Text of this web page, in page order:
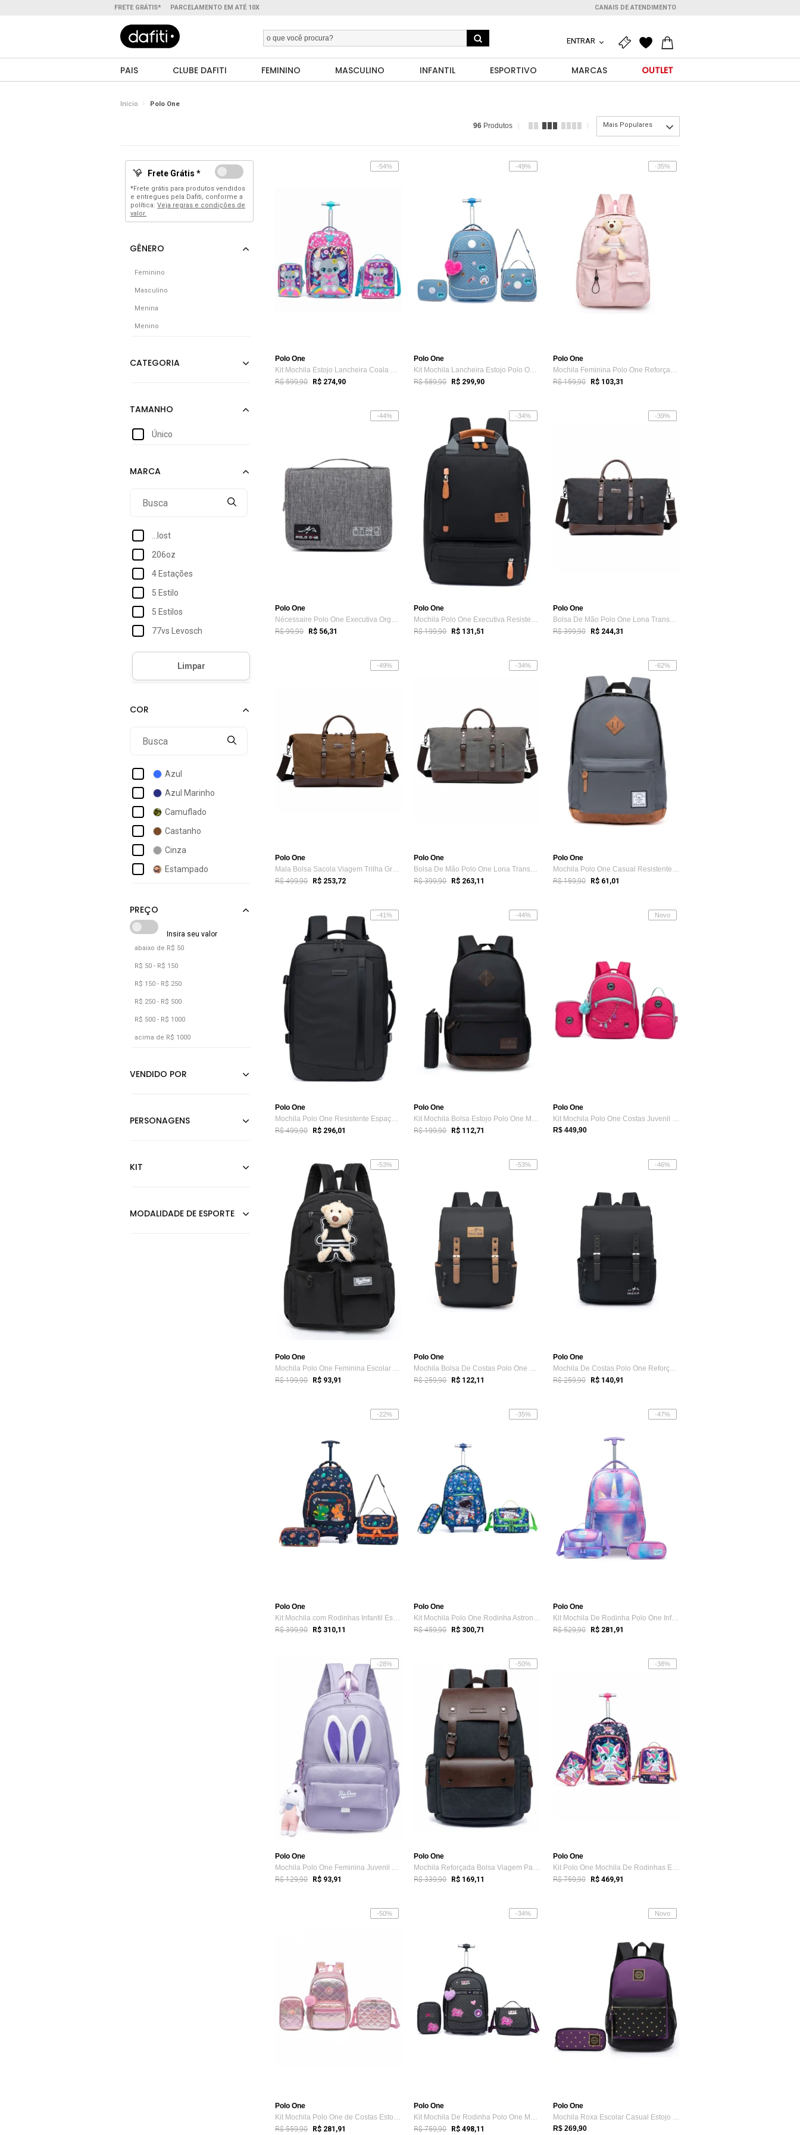
FRETE GRÁTIS* PARCELAMENTO EM ATÉ 10X CANAIS DE ATENDIMENTO
ENTRAR
PAIS CLUBE DAFITI FEMININO MASCULINO INFANTIL ESPORTIVO MARCAS OUTLET
Início Polo One
96 Produtos Mais Populares
Frete Grátis *
*Frete grátis para produtos vendidos
e entregues pela Dafiti, conforme a
política: Veja regras e condições de
valor.
Feminino
Masculino
Menina
Menino
Único
...lost
206oz
4 Estações
5 Estilo
5 Estilos
77vs Levosch
Accona
Acostamento
Activitta
Azul
Azul Marinho
Camuflado
Castanho
Cinza
Estampado
Preto
Rosa
Roxo
Verde
Verde Oliva
abaixo de R$ 50
R$ 50 - R$ 150
R$ 150 - R$ 250
R$ 250 - R$ 500
R$ 500 - R$ 1000
acima de R$ 1000
-54%
Polo One
Kit Mochila Estojo Lancheira Coala Menin...
R$ 599,90 R$ 274,90
-49%
Polo One
Kit Mochila Lancheira Estojo Polo One Ju...
R$ 589,90 R$ 299,90
-35%
Polo One
Mochila Feminina Polo One Reforçada Bols...
R$ 159,90 R$ 103,31
-44%
Polo One
Nécessaire Polo One Executiva Organizado...
R$ 99,90 R$ 56,31
-34%
Polo One
Mochila Polo One Executiva Resistente No...
R$ 199,90 R$ 131,51
-39%
Polo One
Bolsa De Mão Polo One Lona Transversal R...
R$ 399,90 R$ 244,31
-49%
Polo One
Mala Bolsa Sacola Viagem Trilha Grande C...
R$ 499,90 R$ 253,72
-34%
Polo One
Bolsa De Mão Polo One Lona Transversal R...
R$ 399,90 R$ 263,11
-62%
Polo One
Mochila Polo One Casual Resistente Facul...
R$ 159,90 R$ 61,01
-41%
Polo One
Mochila Polo One Resistente Espaçosa Not...
R$ 499,90 R$ 296,01
-44%
Polo One
Kit Mochila Bolsa Estojo Polo One Mascul...
R$ 199,90 R$ 112,71
Novo
Polo One
Kit Mochila Polo One Costas Juvenil Femi...
R$ 449,90
-53%
Polo One
Mochila Polo One Feminina Escolar Juveni...
R$ 199,90 R$ 93,91
-53%
Polo One
Mochila Bolsa De Costas Polo One Noteboo...
R$ 259,90 R$ 122,11
-46%
Polo One
Mochila De Costas Polo One Reforçada Not...
R$ 259,90 R$ 140,91
-22%
Polo One
Kit Mochila com Rodinhas Infantil Escola...
R$ 399,90 R$ 310,11
-35%
Polo One
Kit Mochila Polo One Rodinha Astronauta ...
R$ 459,90 R$ 300,71
-47%
Polo One
Kit Mochila De Rodinha Polo One Infantil...
R$ 529,90 R$ 281,91
-28%
Polo One
Mochila Polo One Feminina Juvenil Escola...
R$ 129,90 R$ 93,91
-50%
Polo One
Mochila Reforçada Bolsa Viagem Passeio T...
R$ 339,90 R$ 169,11
-38%
Polo One
Kit Polo One Mochila De Rodinhas Escolar...
R$ 759,90 R$ 469,91
-50%
Polo One
Kit Mochila Polo One de Costas Estojo La...
R$ 559,90 R$ 281,91
-34%
Polo One
Kit Mochila De Rodinha Polo One Menina L...
R$ 759,90 R$ 498,11
Novo
Polo One
Mochila Roxa Escolar Casual Estojo Refor...
R$ 269,90